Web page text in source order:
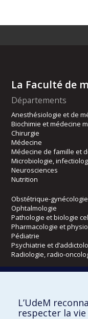
La Faculté de
Départements
Anesthésiologie et de
Biochimie et médecine
Chirurgie
Médecine
Médecine de famille et
Microbiologie,
Neurosciences
Nutrition
Obstétrique-gynécologie
Ophtalmologie
Pathologie et biologie
Pharmacologie et
Pédiatrie
Psychiatrie et
Radiologie, radio-
Kinésiologie et des
Orthophonie et
L’UdeM
respecter la